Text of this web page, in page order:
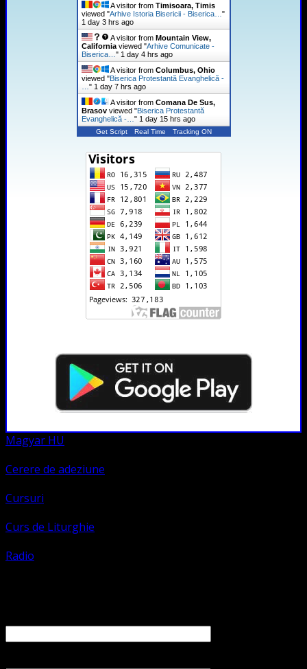
A visitor from Timisoara, Timis
viewed "Arhive Istoria Bisericii - Biserica… "
1 day 3 hrs ago
A visitor from Mountain View,
Californiaviewed "Arhive Comunicate -
Biserica… " 1 day 4 hrs ago
A visitor from Columbus, Ohio
viewed "Biserica Protestantă Evanghelică -
" 1 day 7 hrs ago
A visitor from Comana De Sus,
Brasovviewed "Biserica Protestantă
Evanghelică -… " 1 day 15 hrs ago
Get Script Real Time Tracking ON
Magyar HU
Cerere de adeziune
Cursuri
Curs de Liturghie
Radio